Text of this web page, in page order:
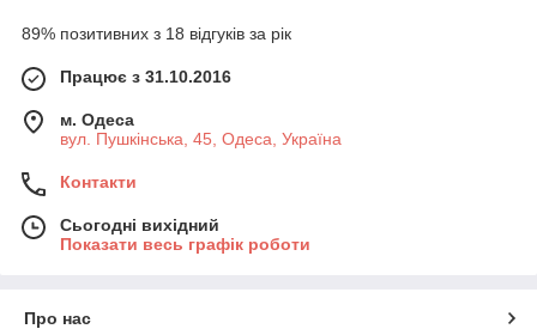
89% позитивних з 18 відгуків за рік
Працює з 31.10.2016
м. Одеса
вул. Пушкінська, 45, Одеса, Україна
Контакти
Сьогодні вихідний
Показати весь графік роботи
Про нас